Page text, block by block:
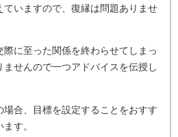
ていますので、復縁は問題ありませ
際に至った関係を終わらせてしまっ
ませんので一つアドバイスを伝授し
場合、目標を設定することをおすす
す。